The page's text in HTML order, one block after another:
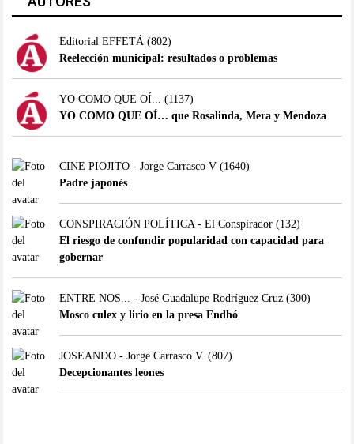
Editorial EFFETÁ (802)
Reelección municipal: resultados o problemas
YO COMO QUE OÍ...
(1137)
YO COMO QUE OÍ… que Rosalinda, Mera y Mendoza
CINE PIOJITO - Jorge Carrasco V(1640)
Padre japonés
CONSPIRACIÓN POLÍTICA - El Conspirador(132)
El riesgo de confundir popularidad con capacidad para
gobernar
ENTRE NOS... - José Guadalupe Rodríguez Cruz(300)
Mosco culex y lirio en la presa Endhó
JOSEANDO - Jorge Carrasco V. (807)
Decepcionantes leones